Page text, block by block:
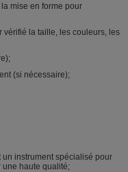
mise en forme pour
la taille, les couleurs, les
(si nécessaire);
instrument spécialisé pour
une haute qualité;